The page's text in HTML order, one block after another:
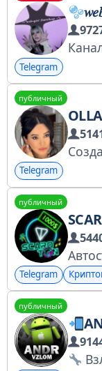
Telegram
публичный
Telegram
публичный
Telegram
публичный